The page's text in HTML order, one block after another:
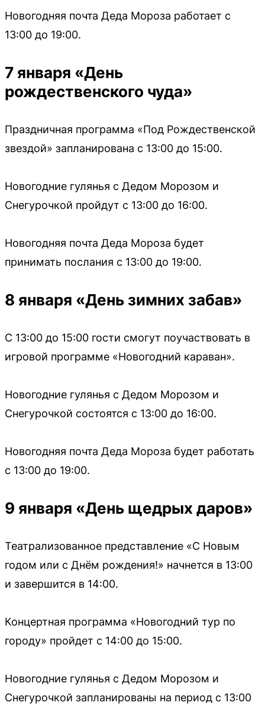
Новогодняя почта Деда Мороза работает с
13:00 до 19:00.
7 января «День
рождественского чуда»
Праздничная программа «Под Рождественской
звездой» запланирована с 13:00 до 15:00.
Новогодние гулянья с Дедом Морозом и
Снегурочкой пройдут с 13:00 до 16:00.
Новогодняя почта Деда Мороза будет
принимать послания с 13:00 до 19:00.
8 января «День зимних забав»
С 13:00 до 15:00 гости смогут поучаствовать в
игровой программе «Новогодний караван».
Новогодние гулянья с Дедом Морозом и
Снегурочкой состоятся с 13:00 до 16:00.
Новогодняя почта Деда Мороза будет работать
с 13:00 до 19:00.
9 января «День щедрых даров»
Театрализованное представление «С Новым
годом или с Днём рождения!» начнется в 13:00
и завершится в 14:00.
Концертная программа «Новогодний тур по
городу» пройдет с 14:00 до 15:00.
Новогодние гулянья с Дедом Морозом и
Снегурочкой запланированы на период с 13:00